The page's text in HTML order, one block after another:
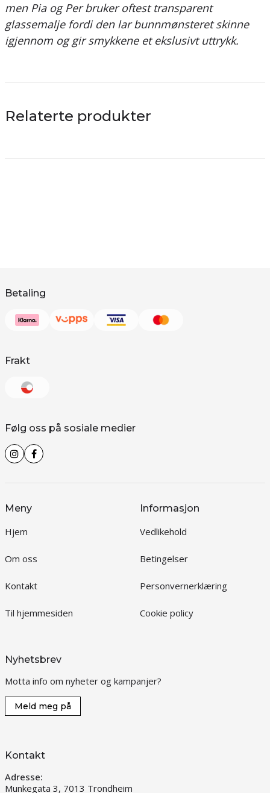
men Pia og Per bruker oftest transparent
glassemalje fordi den lar bunnmønsteret skinne
igjennom og gir smykkene et ekslusivt uttrykk.
Relaterte produkter
Betaling
Frakt
Følg oss på sosiale medier
Meny
Hjem
Om oss
Kontakt
Til hjemmesiden
Informasjon
Vedlikehold
Betingelser
Personvernerklæring
Cookie policy
Nyhetsbrev
Motta info om nyheter og kampanjer?
Meld meg på
Kontakt
Adresse:
Munkegata 3, 7013 Trondheim